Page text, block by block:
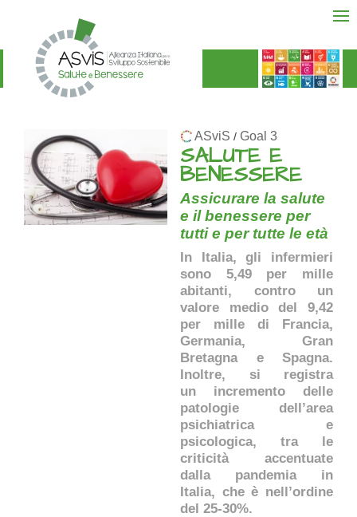
ASviS / Goal 3
SALUTE E
BENESSERE
Assicurare la salute
e il benessere per
tutti e per tutte le età
In Italia, gli infermieri
sono 5,49 per mille
abitanti, contro un
valore medio del 9,42
per mille di Francia,
Germania, Gran
Bretagna e Spagna.
Inoltre, si registra
un incremento delle
patologie dell’area
psichiatrica e
psicologica, tra le
criticità accentuate
dalla pandemia in
Italia, che è nell’ordine
del 25-30%.